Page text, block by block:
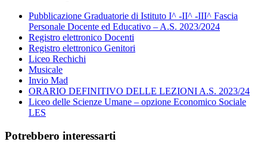
Pubblicazione Graduatorie di Istituto I^ -II^ -III^ Fascia
Personale Docente ed Educativo – A.S. 2023/2024
Registro elettronico Docenti
Registro elettronico Genitori
Liceo Rechichi
Musicale
Invio Mad
ORARIO DEFINITIVO DELLE LEZIONI A.S. 2023/24
Liceo delle Scienze Umane – opzione Economico Sociale
LES
Potrebbero interessarti